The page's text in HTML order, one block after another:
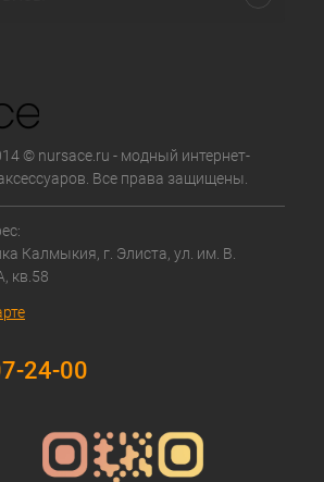
© nursace.ru - модный интернет-
Все права защищены.
Калмыкия, г. Элиста, ул. им. В.
кв.58
24-00